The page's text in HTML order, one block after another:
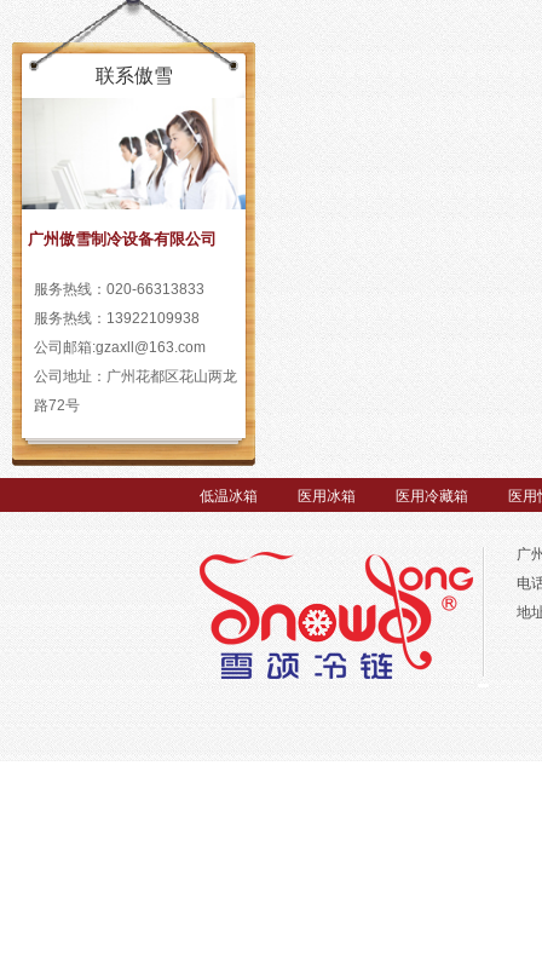
联系傲雪
广州傲雪制冷设备有限公司
服务热线： 020-66313833
服务热线： 13922109938
公司邮箱:gzaxll@163.com
公司地址： 广州花都区花山两龙
路72号
低温冰箱 医用冰箱 医用冷藏箱 医用
广
电
地